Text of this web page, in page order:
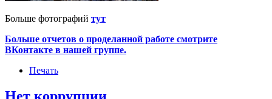
Больше фотографий тут
Больше отчетов о проделанной работе смотрите
ВКонтакте в нашей группе.
Печать